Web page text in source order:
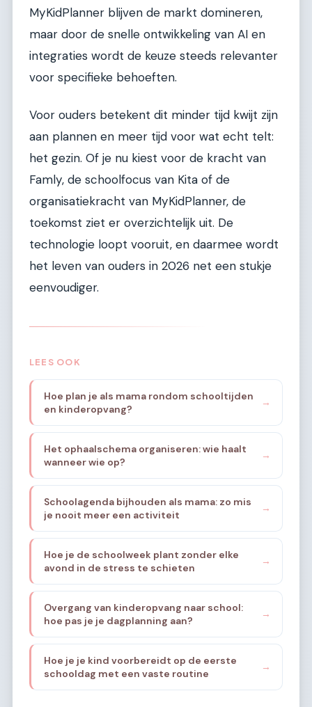
MyKidPlanner blijven de markt domineren,
maar door de snelle ontwikkeling van AI en
integraties wordt de keuze steeds relevanter
voor specifieke behoeften.
Voor ouders betekent dit minder tijd kwijt zijn
aan plannen en meer tijd voor wat echt telt:
het gezin. Of je nu kiest voor de kracht van
Famly, de schoolfocus van Kita of de
organisatiekracht van MyKidPlanner, de
toekomst ziet er overzichtelijk uit. De
technologie loopt vooruit, en daarmee wordt
het leven van ouders in 2026 net een stukje
eenvoudiger.
LEES OOK
Hoe plan je als mama rondom schooltijden
en kinderopvang?
→
Het ophaalschema organiseren: wie haalt
wanneer wie op?
→
Schoolagenda bijhouden als mama: zo mis
je nooit meer een activiteit
→
Hoe je de schoolweek plant zonder elke
avond in de stress te schieten
→
Overgang van kinderopvang naar school:
hoe pas je je dagplanning aan?
→
Hoe je je kind voorbereidt op de eerste
schooldag met een vaste routine
→